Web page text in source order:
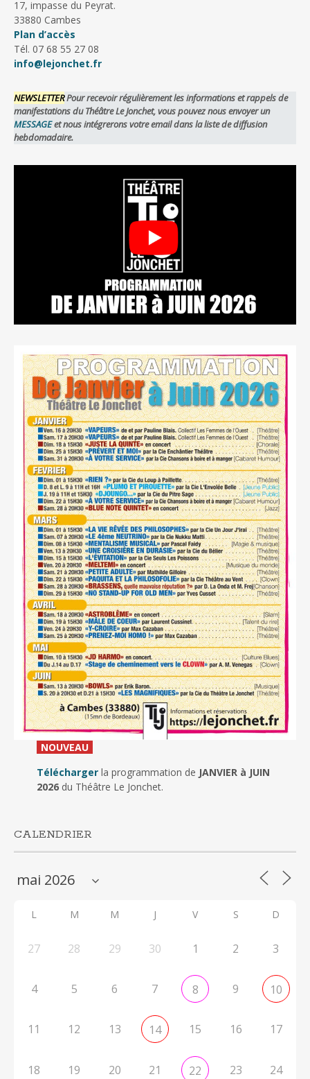
17, impasse du Peyrat.
33880 Cambes
Plan d’accès
Tél. 07 68 55 27 08
info@lejonchet.fr
NEWSLETTERPour recevoir régulièrement les informations et rappels de
manifestations du Théâtre Le Jonchet, vous pouvez nous envoyer un
MESSAGEet nous intégrerons votre email dans la liste de diffusion
hebdomadaire.
NOUVEAU_
Télécharger la programmation de JANVIER à JUIN
2026du Théâtre Le Jonchet.
CALENDRIER
L M M J V S D
27 28 29 30 1 2 3
4 5 6 7 8 9 10
11 12 13 14 15 16 17
18 19 20 21 22 23 24